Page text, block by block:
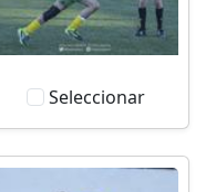
Seleccionar